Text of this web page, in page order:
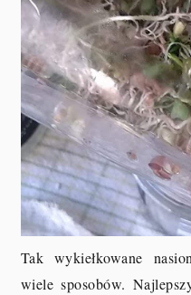
Tak wykiełkowane
wiele sposobów.